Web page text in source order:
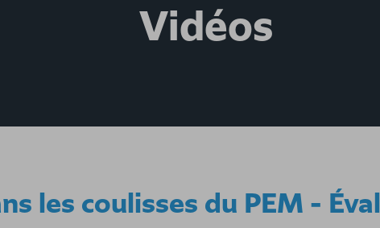
Vidéos
les coulisses du PEM -